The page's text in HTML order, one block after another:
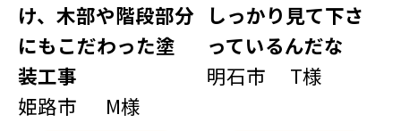
け、木部や階段部分
にもこだわった塗
装工事
姫路市 M様
しっかり見て下さ
っているんだな
明石市 T様